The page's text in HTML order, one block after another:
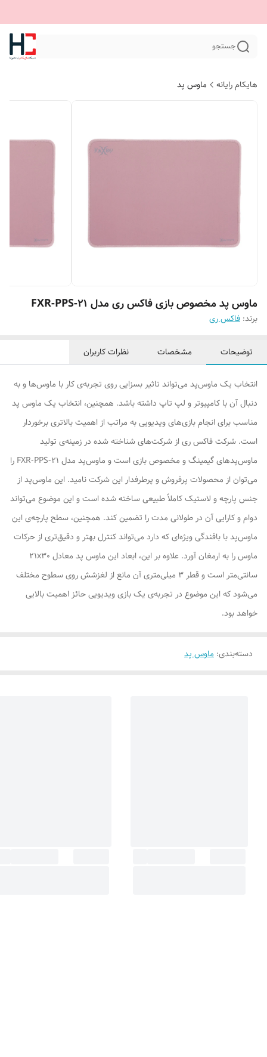
جستجو
هایکام رایانه ماوس پد
ماوس پد مخصوص بازی فاکس ری مدل FXR-PPS-21
برند: فاکس ری
توضیحات مشخصات نظرات کاربران
انتخاب یک ماوس‌پد می‌تواند تاثیر بسزایی روی تجربه‌ی کار با ماوس‌ها و به
دنبال آن با کامپیوتر و لپ تاپ داشته باشد. همچنین، انتخاب یک ماوس پد
مناسب برای انجام بازی‌های ویدیویی به مراتب از اهمیت بالاتری برخوردار
است. شرکت فاکس ری از شرکت‌های شناخته شده در زمینه‌ی تولید
ماوس‌پدهای گیمینگ و مخصوص بازی است و ماوس‌پد مدل FXR-PPS-21 را
می‌توان از محصولات پرفروش و پرطرفدار این شرکت نامید. این ماوس‌پد از
جنس پارچه و لاستیک کاملاً طبیعی ساخته شده است و این موضوع می‌تواند
دوام و کارایی آن در طولانی مدت را تضمین کند. همچنین، سطح پارچه‌ی این
ماوس‌پد با بافندگی ویژه‌ای که دارد می‌تواند کنترل بهتر و دقیق‌تری از حرکات
ماوس را به ارمغان آورد. علاوه بر این، ابعاد این ماوس پد معادل 21x30
سانتی‌متر است و قطر 3 میلی‌متری آن مانع از لغزشش روی سطوح مختلف
می‌شود که این موضوع در تجربه‌ی یک بازی ویدیویی حائز اهمیت بالایی
خواهد بود.
دسته‌بندی: ماوس پد